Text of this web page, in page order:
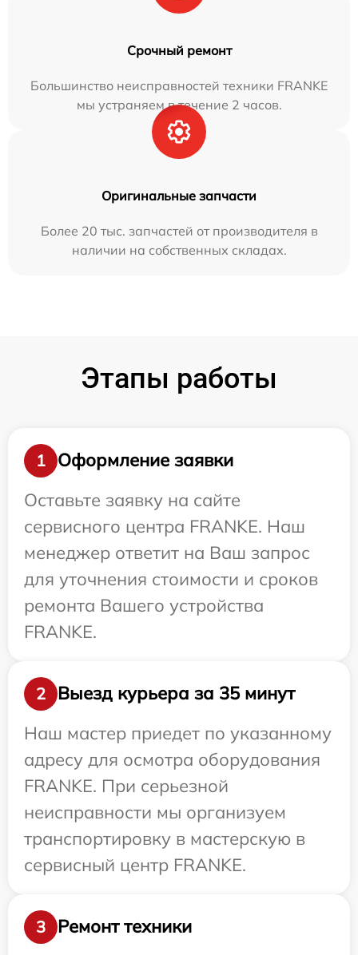
Срочный ремонт
Большинство неисправностей техники FRANKE
мы устраняем в течение 2 часов.
Оригинальные запчасти
Более 20 тыс. запчастей от производителя в
наличии на собственных складах.
Этапы работы
1
Оформление заявки
Оставьте заявку на сайте
сервисного центра FRANKE. Наш
менеджер ответит на Ваш запрос
для уточнения стоимости и сроков
ремонта Вашего устройства
FRANKE.
2
Выезд курьера за 35 минут
Наш мастер приедет по указанному
адресу для осмотра оборудования
FRANKE. При серьезной
неисправности мы организуем
транспортировку в мастерскую в
сервисный центр FRANKE.
3
Ремонт техники